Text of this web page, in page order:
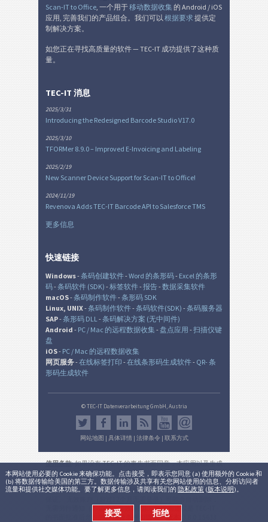
本网站使用必要的 Cookie 来确保功能。点击接受，即表示您同意 (a) 使用额外的 Cookie 和
(b) 将数据传输给美国的第三方。数据传输涉及共享有关您网站使用的信息、分析访问者
流量和提供社交媒体功能。要了解更多信息，请阅读我们的 隐私政策 (版本说明)。
接受 拒绝
Scan-IT to Office, 一个用于移动数据收集的 Android / iOS
应用, 完善我们的产品组合。我们可以 根据要求 提供定
制解决方案。
如您正在寻找高质量的软件 — TEC-IT 成功提供了这种质
量。
TEC-IT 消息
2025/3/31
Introducing the Redesigned Barcode Studio V17.0
2025/3/10
TFORMer 8.9.0 – Improved E-Invoicing and Labeling
2025/2/19
New Scanner Device Support for Scan-IT to Office!
2024/11/19
Revenova Adds TEC-IT Barcode API to Salesforce TMS
更多信息
快速链接
Windows-条码创建软件-Word 的条形码- Excel 的条形
码-条码软件 (SDK) -标签软件-报告-数据采集软件
macOS-条码制作软件-条形码 SDK
Linux, UNIX-条码制作软件-条码软件(SDK) -条码服务器
SAP-条形码 DLL-条码解决方案 (无中间件)
Android - PC / Mac 的远程数据收集- 盘点应用 -扫描仪键
盘
iOS- PC / Mac 的远程数据收集
网页服务-在线标签打印 -在线条形码生成软件- QR- 条
形码生成软件
© TEC-IT Datenverarbeitung GmbH, Austria
网站地图 | 具体详情| 法律条令| 联系方式
使用条款: 如果没有 TEC-IT 的事先书面同意，本应用以及生成
的输出是在非生产环境中的非商业的评估目的而设。 使用只
允许用于法律目的，并根据该有效的国家或国际法规。 本服
务的功能性，正确性和/或不间断可用性或所产生的结果不能
无需另行通知（不适用于有效订阅)。 商业用途仅是 TEC-IT
的书面批准后允许的。法律条件和隐私。版本: